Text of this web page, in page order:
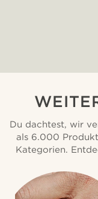
Du dachtest, wir
als 6.000
Kategorien.